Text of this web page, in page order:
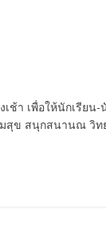
ช้า เพื่อให้นักเรีย
สุข สนุกสนานณ วิ